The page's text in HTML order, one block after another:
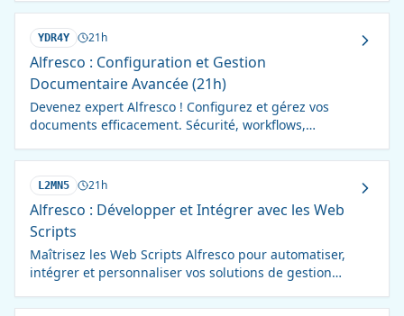
expert ECM !
YDR4Y 21h
Alfresco : Configuration et Gestion
Documentaire Avancée (21h)
Devenez expert Alfresco ! Configurez et gérez vos
documents efficacement. Sécurité, workflows,
L2MN5 21h
Alfresco : Développer et Intégrer avec les Web
Scripts
Maîtrisez les Web Scripts Alfresco pour automatiser,
intégrer et personnaliser vos solutions de gestion